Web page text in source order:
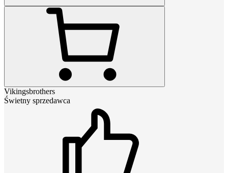
Vikingsbrothers
Świetny sprzedawca